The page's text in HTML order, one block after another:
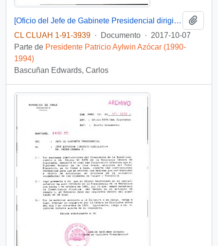
[Oficio del Jefe de Gabinete Presidencial dirigido al Subsecretario del Interior]
CL CLUAH 1-91-3939 · Documento · 2017-10-07
Parte de Presidente Patricio Aylwin Azócar (1990-
1994)
Bascuñan Edwards, Carlos